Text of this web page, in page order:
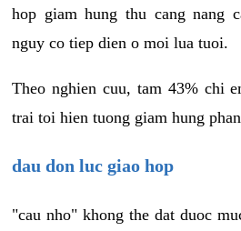
hop giam hung thu cang nang
nguy co tiep dien o moi lua tuoi.
Theo nghien cuu, tam 43% chi
trai toi hien tuong giam hung
dau don luc giao hop
"cau nho" khong the dat duoc